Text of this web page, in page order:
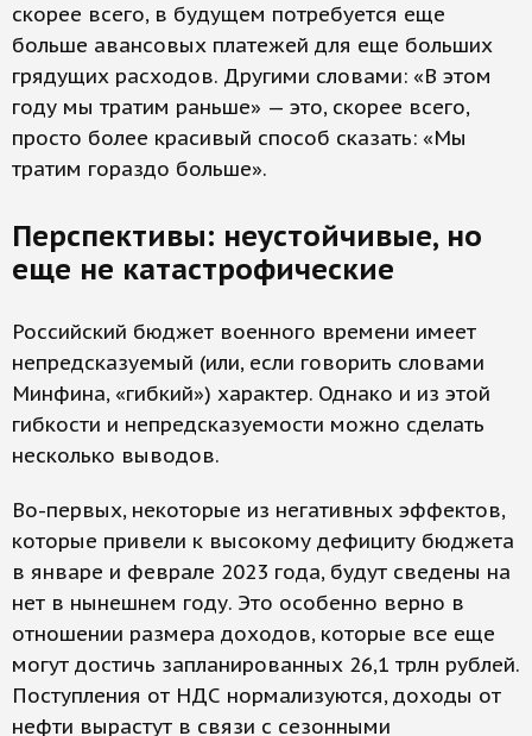
скорее всего, в будущем потребуется еще
больше авансовых платежей для еще больших
грядущих расходов. Другими словами: «В этом
году мы тратим раньше» — это, скорее всего,
просто более красивый способ сказать: «Мы
тратим гораздо больше».
Перспективы: неустойчивые, но
еще не катастрофические
Российский бюджет военного времени имеет
непредсказуемый (или, если говорить словами
Минфина, «гибкий») характер. Однако и из этой
гибкости и непредсказуемости можно сделать
несколько выводов.
Во-первых, некоторые из негативных эффектов,
которые привели к высокому дефициту бюджета
в январе и феврале 2023 года, будут сведены на
нет в нынешнем году. Это особенно верно в
отношении размера доходов, которые все еще
могут достичь запланированных 26,1 трлн рублей.
Поступления от НДС нормализуются, доходы от
нефти вырастут в связи с сезонными